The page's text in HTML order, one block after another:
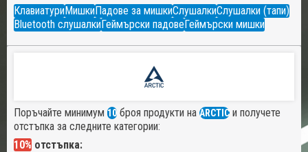
КлавиатуриМишкиПадове за мишкиСлушалкиСлушалки (тапи)
Bluetooth слушалкиГеймърски падовеГеймърски мишки
Поръчайте минимум 10 броя продукти на ARCTIC и получете
отстъпка за следните категории:
10% отстъпка: